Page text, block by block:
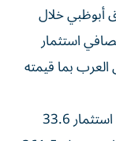
خلال
استثمار
العرب بما قيمته
وعلى العكس، اتجه الخليجيون للبيع بصافي استثمار 33.6